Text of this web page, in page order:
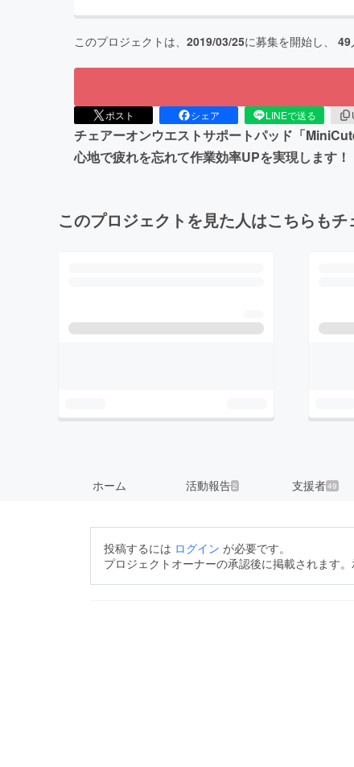
このプロジェクトは、 2019/03/25に募集を開始し、 49
ポスト シェア LINEで送る
チェアーオンウエストサポートパッド「
心地で疲れを忘れて作業効率UPを実現します！
このプロジェクトを見た人はこちらも
ホーム 活動報告 2 支援者49
投稿するには ログイン が必要です。
プロジェクトオーナーの承認後に掲載されます